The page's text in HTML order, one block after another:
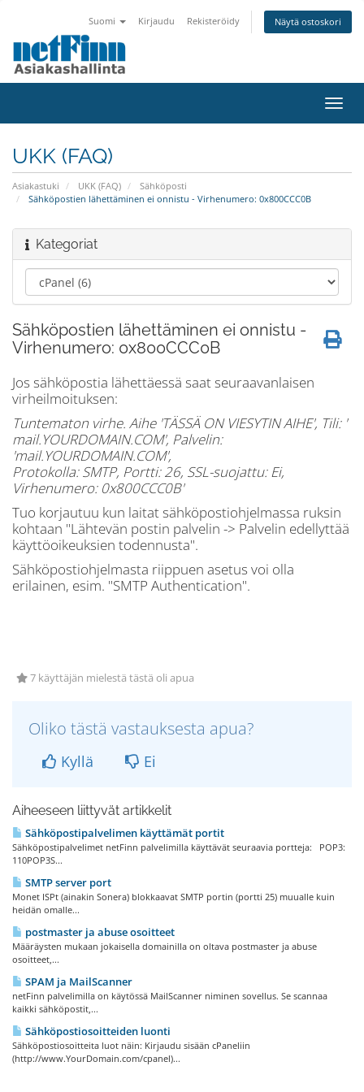
Suomi Kirjaudu Rekisteröidy Näytä ostoskori
UKK (FAQ)
Asiakastuki UKK (FAQ)
Sähköposti
Sähköpostien lähettäminen ei onnistu - Virhenumero: 0x800CCC0B
Kategoriat
Sähköpostien lähettäminen ei onnistu -
Virhenumero: 0x800CCC0B
Jos sähköpostia lähettäessä saat seuraavanlaisen
virheilmoituksen:
Tuntematon virhe. Aihe 'TÄSSÄ ON VIESYTIN AIHE', Tili: '
mail.YOURDOMAIN.COM', Palvelin:
'mail.YOURDOMAIN.COM',
Protokolla: SMTP, Portti: 26, SSL-suojattu: Ei,
Virhenumero: 0x800CCC0B'
Tuo korjautuu kun laitat sähköpostiohjelmassa ruksin
kohtaan "Lähtevän postin palvelin -> Palvelin edellyttää
käyttöoikeuksien todennusta".
Sähköpostiohjelmasta riippuen asetus voi olla
erilainen, esim. "SMTP Authentication".
7 käyttäjän mielestä tästä oli apua
Oliko tästä vastauksesta apua?
Kyllä Ei
Aiheeseen liittyvät artikkelit
Sähköpostipalvelimen käyttämät portit
Sähköpostipalvelimet netFinn palvelimilla käyttävät seuraavia portteja: POP3:
110POP3S...
SMTP server port
Monet ISPt (ainakin Sonera) blokkaavat SMTP portin (portti 25) muualle kuin
heidän omalle...
postmaster ja abuse osoitteet
Määräysten mukaan jokaisella domainilla on oltava postmaster ja abuse
osoitteet,...
SPAM ja MailScanner
netFinn palvelimilla on käytössä MailScanner niminen sovellus. Se scannaa
kaikki sähköpostit,...
Sähköpostiosoitteiden luonti
Sähköpostiosoitteita luot näin: Kirjaudu sisään cPaneliin
(http://www.YourDomain.com/cpanel)...